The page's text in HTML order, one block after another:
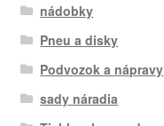
nádobky
Pneu a disky
Podvozok a nápravy
sady náradia